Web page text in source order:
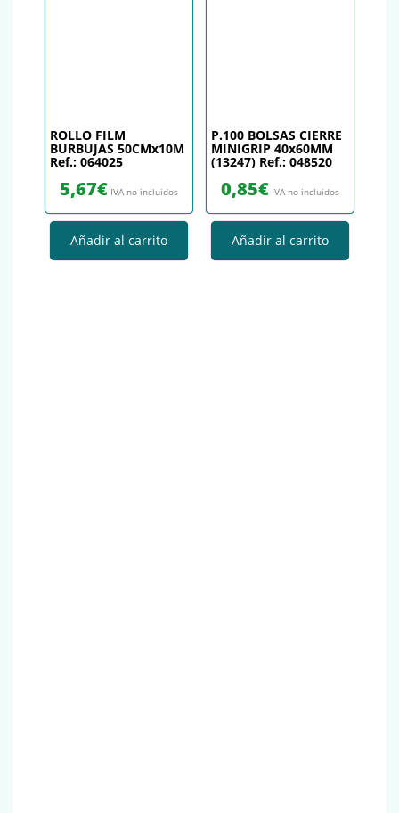
ROLLO FILM
BURBUJAS 50CMx10M
Ref.: 064025
5,67€ IVA no incluidos
Añadir al carrito
P.100 BOLSAS CIERRE
MINIGRIP 40x60MM
(13247) Ref.: 048520
0,85€ IVA no incluidos
Añadir al carrito